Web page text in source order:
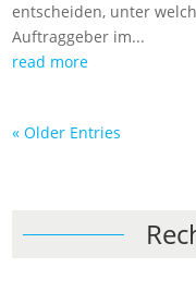
entscheiden, unter
Auftraggeber im...
read more
« Older Entries